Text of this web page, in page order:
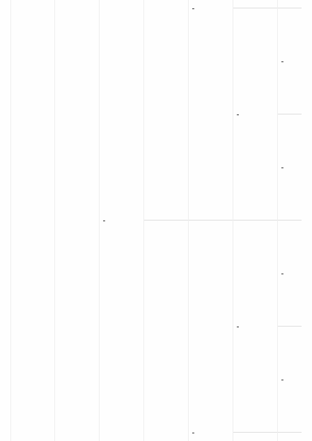
-
-
-
-
-
-
-
-
-